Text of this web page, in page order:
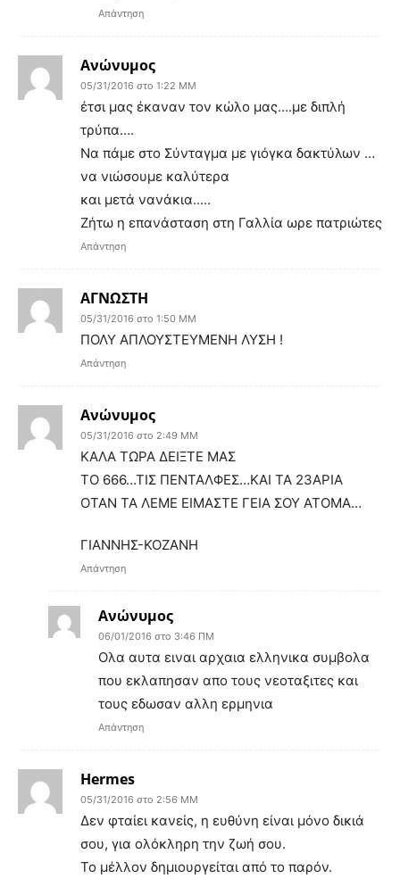
Απάντηση
Ανώνυμος
05/31/2016 στο 1:22 ΜΜ
έτσι μας έκαναν τον κώλο μας….με διπλή
τρύπα….
Να πάμε στο Σύνταγμα με γιόγκα δακτύλων …
να νιώσουμε καλύτερα
και μετά νανάκια…..
Ζήτω η επανάσταση στη Γαλλία ωρε πατριώτες
Απάντηση
ΑΓΝΩΣΤΗ
05/31/2016 στο 1:50 ΜΜ
ΠΟΛΥ ΑΠΛΟΥΣΤΕΥΜΕΝΗ ΛΥΣΗ !
Απάντηση
Ανώνυμος
05/31/2016 στο 2:49 ΜΜ
ΚΑΛΑ ΤΩΡΑ ΔΕΙΞΤΕ ΜΑΣ
ΤΟ 666…ΤΙΣ ΠΕΝΤΑΛΦΕΣ…ΚΑΙ ΤΑ 23ΑΡΙΑ
ΟΤΑΝ ΤΑ ΛΕΜΕ ΕΙΜΑΣΤΕ ΓΕΙΑ ΣΟΥ ΑΤΟΜΑ…
ΓΙΑΝΝΗΣ-ΚΟΖΑΝΗ
Απάντηση
Ανώνυμος
06/01/2016 στο 3:46 ΠΜ
Ολα αυτα ειναι αρχαια ελληνικα συμβολα
που εκλαπησαν απο τους νεοταξιτες και
τους εδωσαν αλλη ερμηνια
Απάντηση
Hermes
05/31/2016 στο 2:56 ΜΜ
Δεν φταίει κανείς, η ευθύνη είναι μόνο δικιά
σου, για ολόκληρη την ζωή σου.
Το μέλλον δημιουργείται από το παρόν.